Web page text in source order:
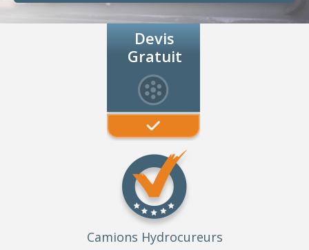
Devis
Gratuit
Camions Hydrocureurs